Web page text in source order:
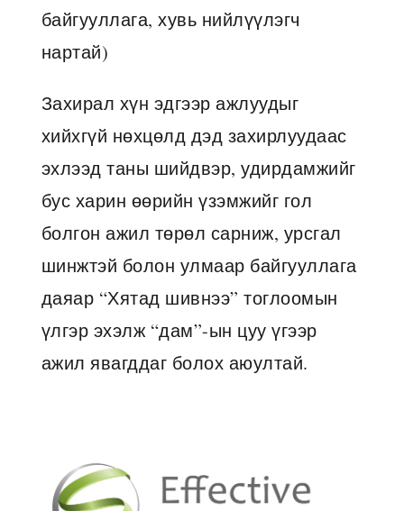
байгууллага, хувь нийлүүлэгч
нартай)
Захирал хүн эдгээр ажлуудыг
хийхгүй нөхцөлд дэд захирлуудаас
эхлээд таны шийдвэр, удирдамжийг
бус харин өөрийн үзэмжийг гол
болгон ажил төрөл сарниж, урсгал
шинжтэй болон улмаар байгууллага
даяар “Хятад шивнээ” тоглоомын
үлгэр эхэлж “дам”-ын цуу үгээр
ажил явагддаг болох аюултай.